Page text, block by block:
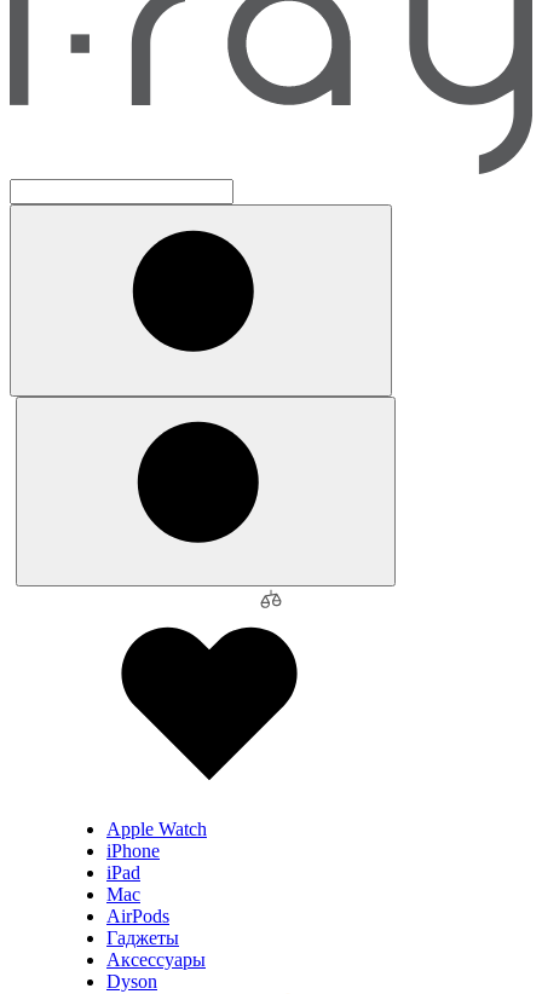
Apple Watch
iPhone
iPad
Mac
AirPods
Гаджеты
Аксессуары
Dyson